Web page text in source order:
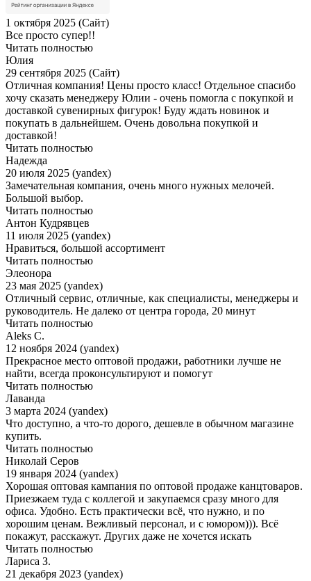
1 октября 2025 (Сайт)
Все просто супер!!
Читать полностью
Юлия
29 сентября 2025 (Сайт)
Отличная компания! Цены просто класс! Отдельное спасибо
хочу сказать менеджеру Юлии - очень помогла с покупкой и
доставкой сувенирных фигурок! Буду ждать новинок и
покупать в дальнейшем. Очень довольна покупкой и
доставкой!
Читать полностью
Надежда
20 июля 2025 (yandex)
Замечательная компания, очень много нужных мелочей.
Большой выбор.
Читать полностью
Антон Кудрявцев
11 июля 2025 (yandex)
Нравиться, большой ассортимент
Читать полностью
Элеонора
23 мая 2025 (yandex)
Отличный сервис, отличные, как специалисты, менеджеры и
руководитель. Не далеко от центра города, 20 минут
Читать полностью
Aleks C.
12 ноября 2024 (yandex)
Прекрасное место оптовой продажи, работники лучше не
найти, всегда проконсультируют и помогут
Читать полностью
Лаванда
3 марта 2024 (yandex)
Что доступно, а что-то дорого, дешевле в обычном магазине
купить.
Читать полностью
Николай Серов
19 января 2024 (yandex)
Хорошая оптовая кампания по оптовой продаже канцтоваров.
Приезжаем туда с коллегой и закупаемся сразу много для
офиса. Удобно. Есть практически всё, что нужно, и по
хорошим ценам. Вежливый персонал, и с юмором))). Всё
покажут, расскажут. Других даже не хочется искать
Читать полностью
Лариса З.
21 декабря 2023 (yandex)